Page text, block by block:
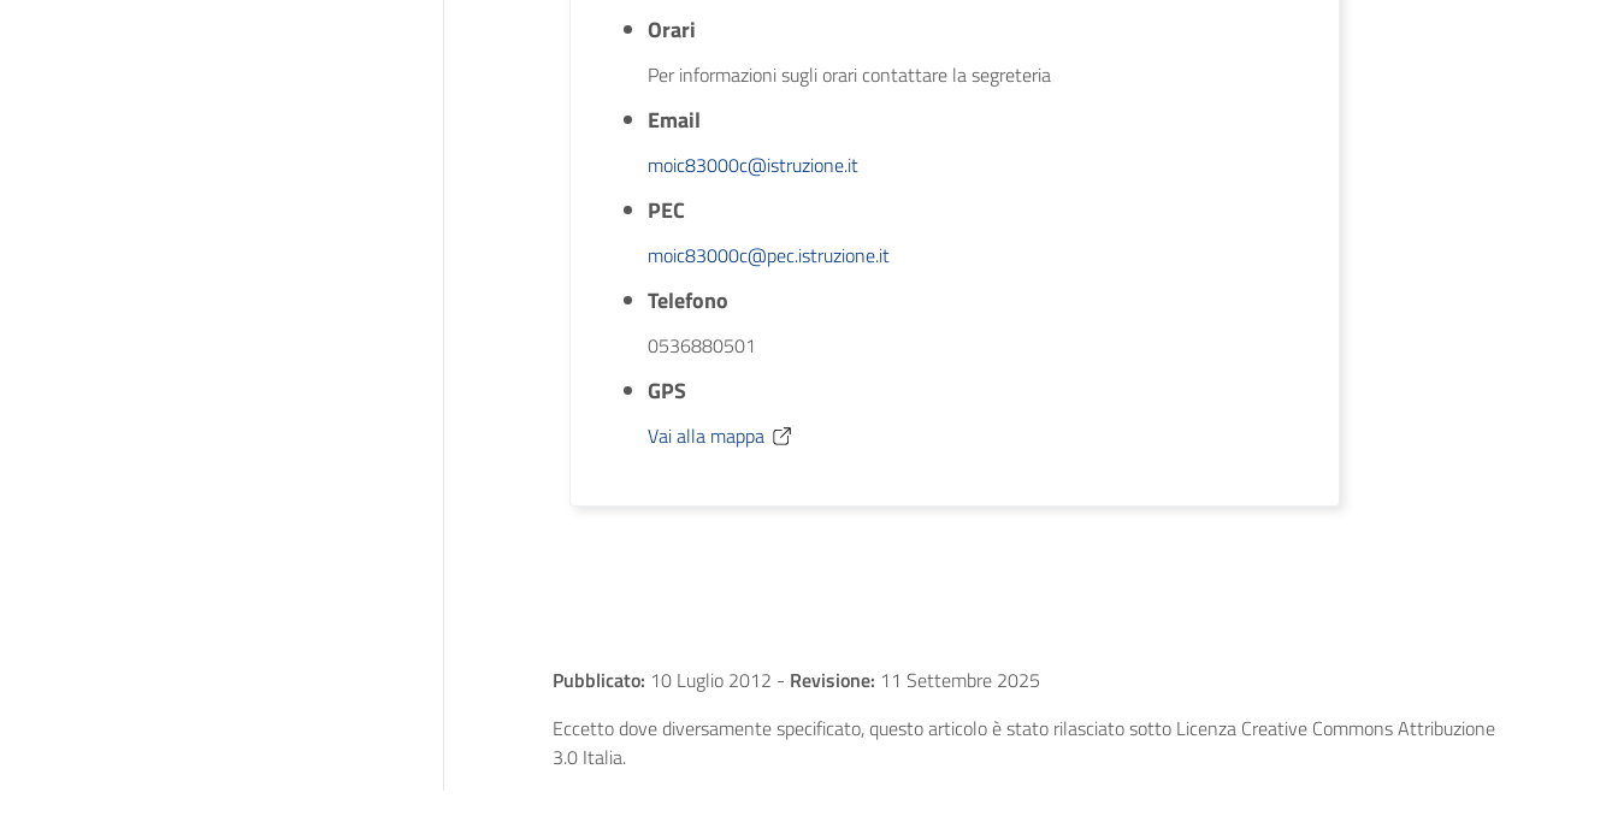
Orari
Per informazioni sugli orari contattare la segreteria
Email
moic83000c@istruzione.it
PEC
moic83000c@pec.istruzione.it
Telefono
0536880501
GPS
Vai alla mappa
Pubblicato: 10 Luglio 2012 - Revisione: 11 Settembre 2025
Eccetto dove diversamente specificato, questo articolo è stato rilasciato sotto Licenza Creative Commons Attribuzione
3.0 Italia.